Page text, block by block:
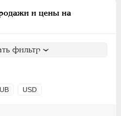
и цены на
фильтр
USD